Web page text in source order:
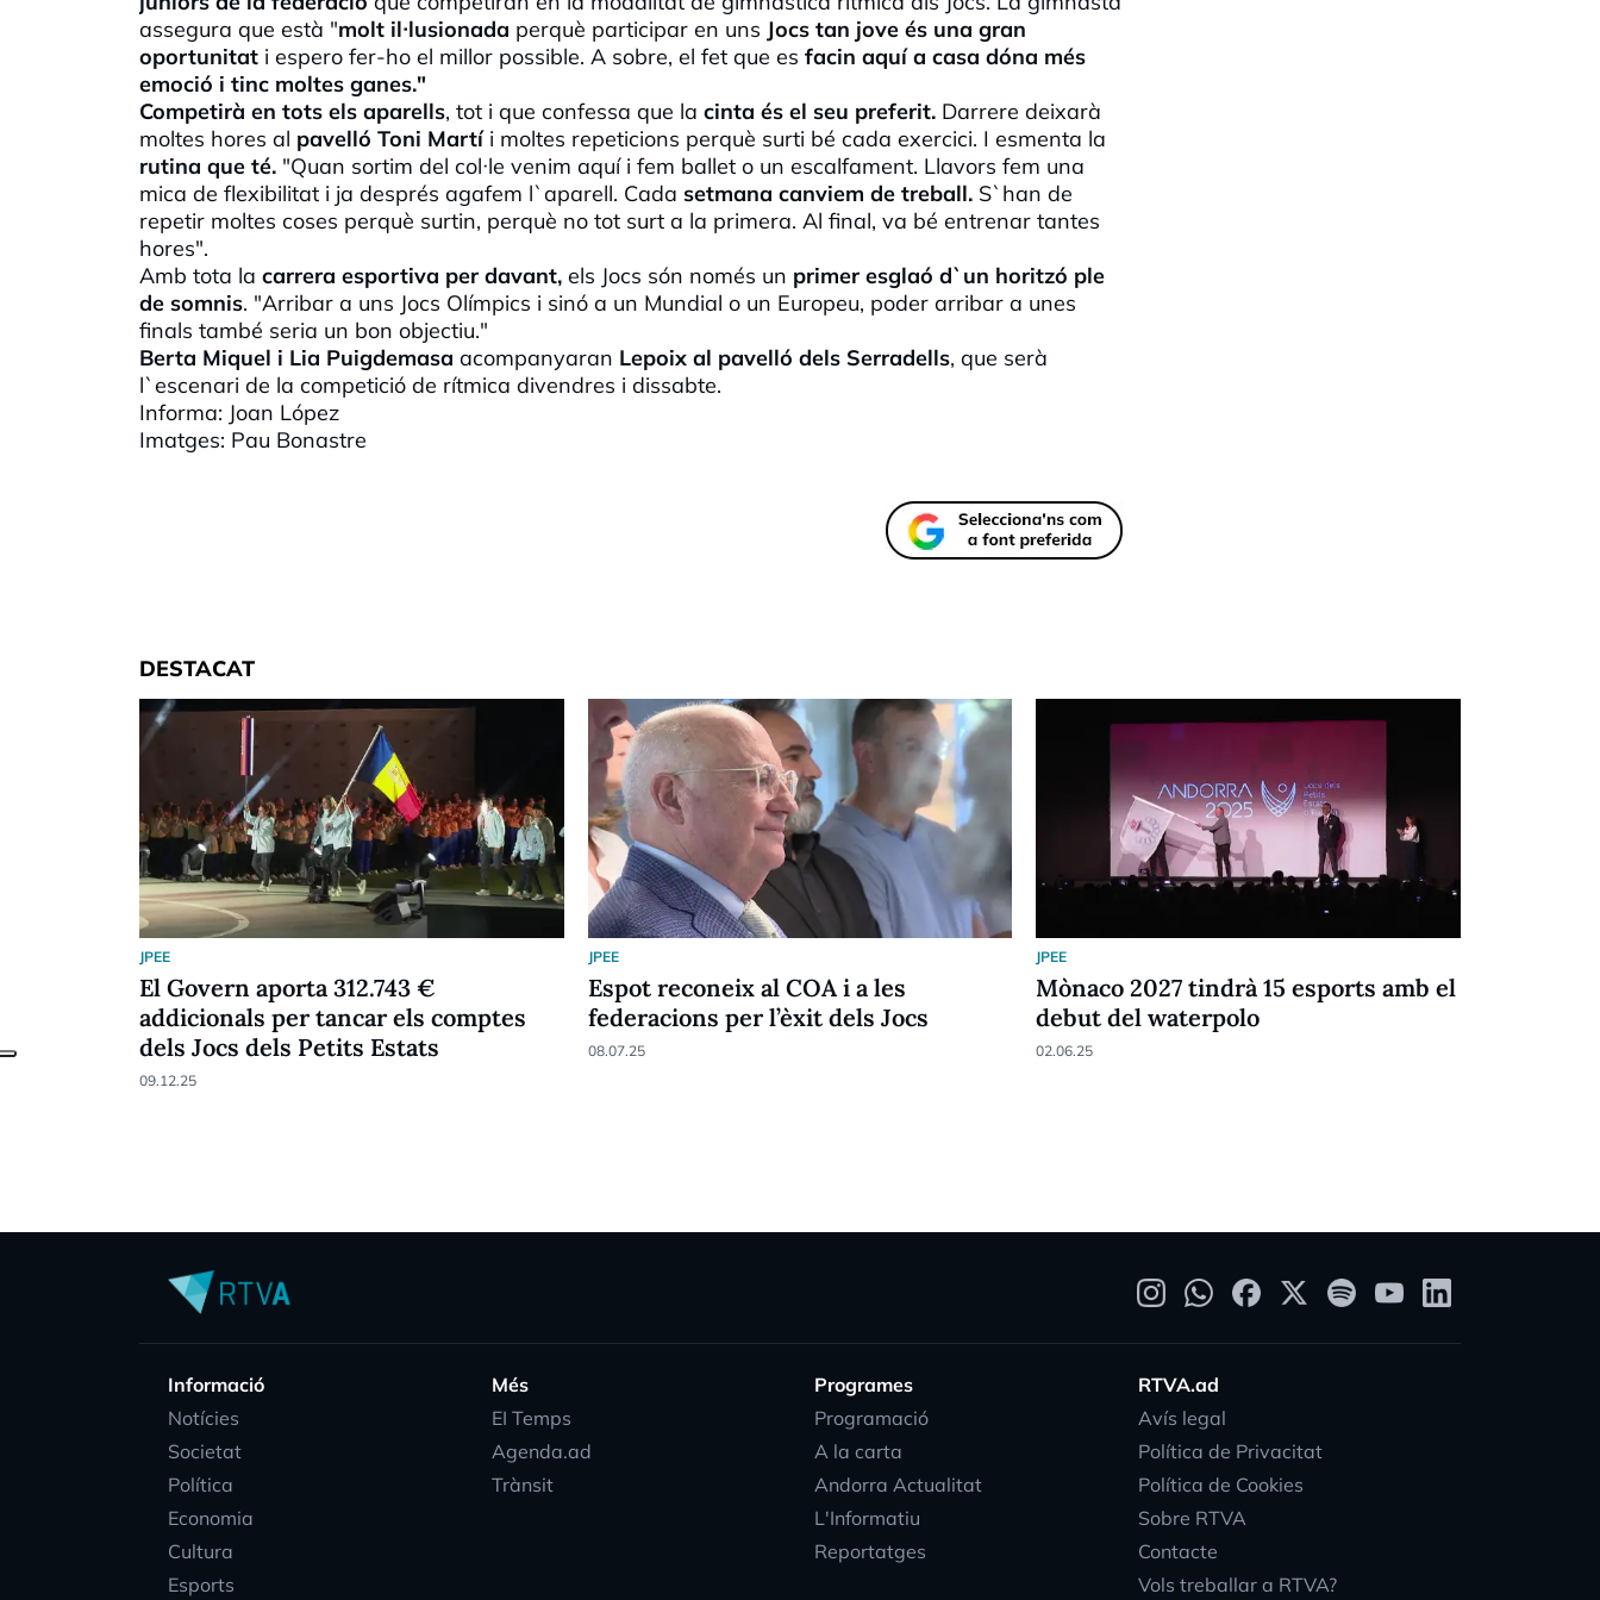
assegura que està "molt il·lusionada perquè participar en uns Jocs tan jove és una gran
oportunitat i espero fer-ho el millor possible. A sobre, el fet que es facin aquí a casa dóna més
emoció i tinc moltes ganes."
Competirà en tots els aparells, tot i que confessa que la cinta és el seu preferit. Darrere deixarà
moltes hores al pavelló Toni Martíi moltes repeticions perquè surti bé cada exercici. I esmenta la
rutina que té. "Quan sortim del col·le venim aquí i fem ballet o un escalfament. Llavors fem una
mica de flexibilitat i ja després agafem l`aparell. Cada setmana canviem de treball. S`han de
repetir moltes coses perquè surtin, perquè no tot surt a la primera. Al final, va bé entrenar tantes
hores".
Amb tota la carrera esportiva per davant, els Jocs són només un primer esglaó d`un horitzó ple
de somnis. "Arribar a uns Jocs Olímpics i sinó a un Mundial o un Europeu, poder arribar a unes
finals també seria un bon objectiu."
Berta Miquel i Lia Puigdemasa acompanyaran Lepoix al pavelló dels Serradells, que serà
l`escenari de la competició de rítmica divendres i dissabte.
Informa: Joan López
Imatges: Pau Bonastre
DESTACAT
JPEE
El Govern aporta 312.743 €
addicionals per tancar els comptes
dels Jocs dels Petits Estats
09.12.25
JPEE
Espot reconeix al COA i a les
federacions per l’èxit dels Jocs
08.07.25
JPEE
Mònaco 2027 tindrà 15 esports amb el
debut del waterpolo
02.06.25
Informació
Notícies
Societat
Política
Economia
Cultura
Esports
Més
EI Temps
Agenda.ad
Trànsit
Programes
Programació
A la carta
Andorra Actualitat
L'Informatiu
Reportatges
RTVA.ad
Avís legal
Política de Privacitat
Política de Cookies
Sobre RTVA
Contacte
Vols treballar a RTVA?